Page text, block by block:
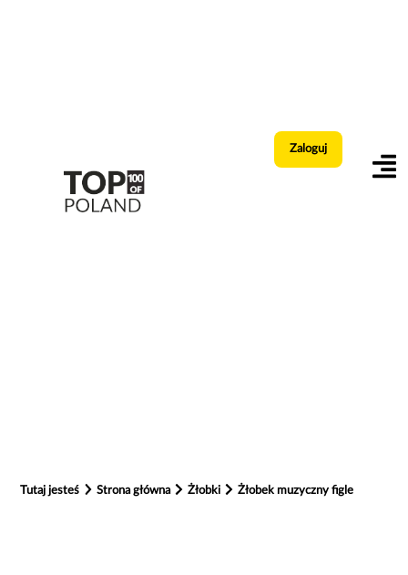
Zaloguj
Tutaj jesteś Strona główna Żłobki Żłobek muzyczny figle